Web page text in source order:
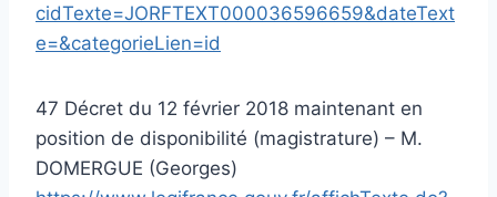
cidTexte=JORFTEXT000036596659&dateText
e=&categorieLien=id
47 Décret du 12 février 2018 maintenant en
position de disponibilité (magistrature) – M.
DOMERGUE (Georges)